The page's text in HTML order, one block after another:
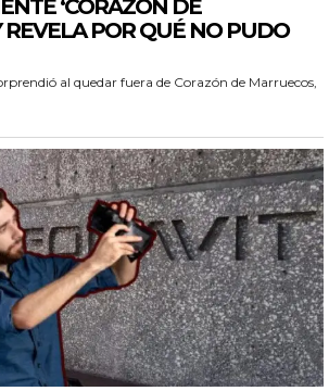
‘CORAZÓN DE
REVELA POR QUÉ NO PUDO
al quedar fuera de Corazón de Marruecos,